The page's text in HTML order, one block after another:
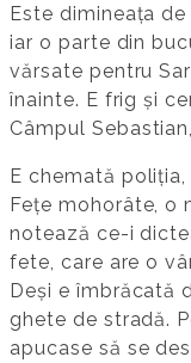
Este dimineața
iar o parte din
vărsate pentru
înainte. E frig și
Câmpul
E chemată
Fețe mohorâte, o
notează ce-i
fete, care are o
Deși e îmbrăcată
ghete de stradă.
apucase să se